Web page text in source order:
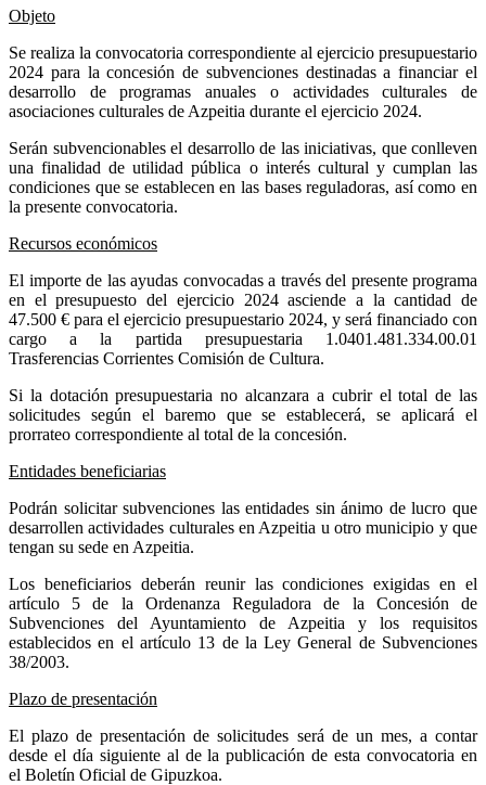
Objeto
Se realiza la convocatoria correspondiente al ejercicio presupuestario
2024 para la concesión de subvenciones destinadas a financiar el
desarrollo de programas anuales o actividades culturales de
asociaciones culturales de Azpeitia durante el ejercicio 2024.
Serán subvencionables el desarrollo de las iniciativas, que conlleven
una finalidad de utilidad pública o interés cultural y cumplan las
condiciones que se establecen en las bases reguladoras, así como en
la presente convocatoria.
Recursos económicos
El importe de las ayudas convocadas a través del presente programa
en el presupuesto del ejercicio 2024 asciende a la cantidad de
47.500 € para el ejercicio presupuestario 2024, y será financiado con
cargo a la partida presupuestaria 1.0401.481.334.00.01
Trasferencias Corrientes Comisión de Cultura.
Si la dotación presupuestaria no alcanzara a cubrir el total de las
solicitudes según el baremo que se establecerá, se aplicará el
prorrateo correspondiente al total de la concesión.
Entidades beneficiarias
Podrán solicitar subvenciones las entidades sin ánimo de lucro que
desarrollen actividades culturales en Azpeitia u otro municipio y que
tengan su sede en Azpeitia.
Los beneficiarios deberán reunir las condiciones exigidas en el
artículo 5 de la Ordenanza Reguladora de la Concesión de
Subvenciones del Ayuntamiento de Azpeitia y los requisitos
establecidos en el artículo 13 de la Ley General de Subvenciones
38/2003.
Plazo de presentación
El plazo de presentación de solicitudes será de un mes, a contar
desde el día siguiente al de la publicación de esta convocatoria en
el Boletín Oficial de Gipuzkoa.